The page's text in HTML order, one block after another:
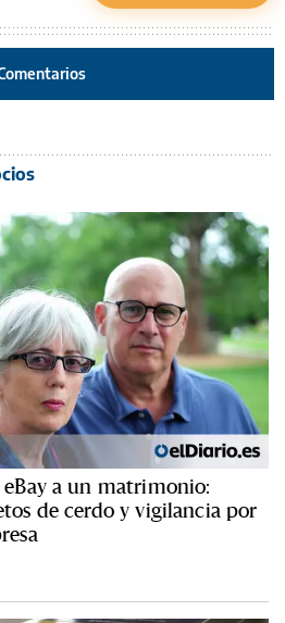
a un matrimonio:
de cerdo y vigilancia por